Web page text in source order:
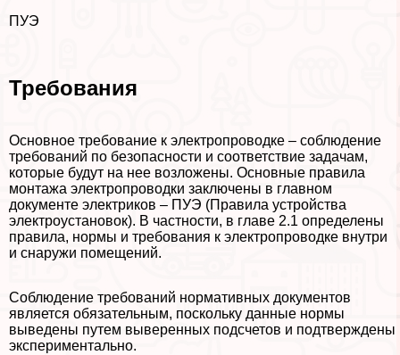
ПУЭ
Требования
Основное требование к электропроводке – соблюдение
требований по безопасности и соответствие задачам,
которые будут на нее возложены. Основные правила
монтажа электропроводки заключены в главном
документе электриков – ПУЭ (Правила устройства
электроустановок). В частности, в главе 2.1 определены
правила, нормы и требования к электропроводке внутри
и снаружи помещений.
Соблюдение требований нормативных документов
является обязательным, поскольку данные нормы
выведены путем выверенных подсчетов и подтверждены
экспериментально.